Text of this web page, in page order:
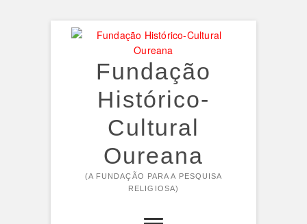
Fundação
Histórico-
Cultural
Oureana
(A FUNDAÇÃO PARA A PESQUISA
RELIGIOSA)